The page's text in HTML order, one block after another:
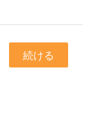
続ける